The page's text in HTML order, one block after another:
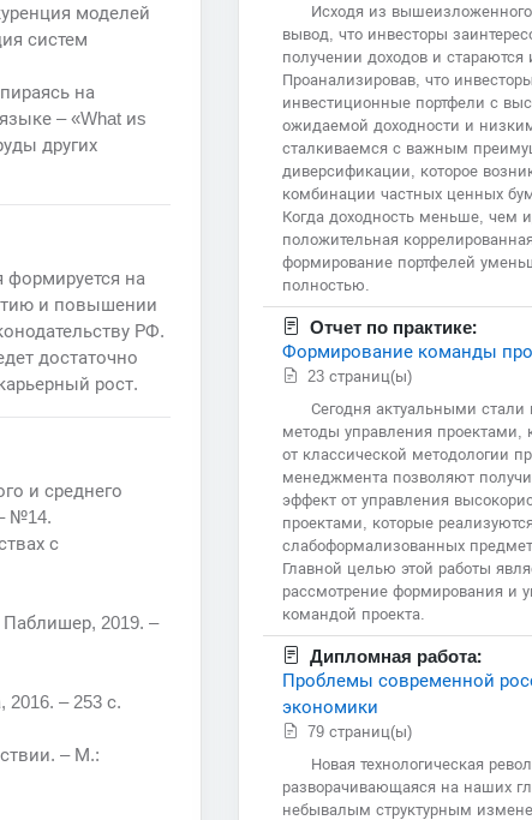
моделей
систем
на
– «What иs
других
на
и повышении
РФ.
достаточно
рост.
и среднего
№14.
с
2019. –
– 253 с.
– М.:
Исходя из
вывод, что инвесторы
получении доходов и стараются
Проанализировав, что
инвестиционные портфели с
ожидаемой доходности и
сталкиваемся с важным
диверсификации, которое
комбинации частных ценных
Когда доходность меньше, чем
положительная
формирование портфелей
полностью.
Отчет по практике:
Формирование команды
23 страниц(ы)
Сегодня актуальными стали
методы управления проектами,
от классической методологии
менеджмента позволяют
эффект от управления
проектами, которые
слабоформализованных
Главной целью этой работы
рассмотрение формирования и
командой проекта.
Дипломная работа:
Проблемы современной
экономики
79 страниц(ы)
Новая технологическая
разворачивающаяся на наших
небывалым структурным